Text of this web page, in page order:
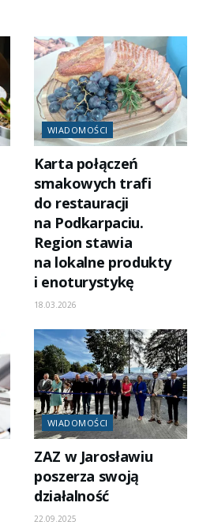
WIADOMOŚCI
Karta połączeń
smakowych trafi
do restauracji
na Podkarpaciu.
Region stawia
na lokalne produkty
i enoturystykę
18.03.2026
WIADOMOŚCI
ZAZ w Jarosławiu
poszerza swoją
działalność
22.09.2025